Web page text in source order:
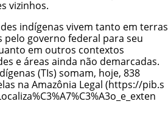
vizinhos.
indígenas vivem tanto em terras
pelo governo federal para seu
em outros contextos
e áreas ainda não demarcadas.
(TIs) somam, hoje, 838
na Amazônia Legal